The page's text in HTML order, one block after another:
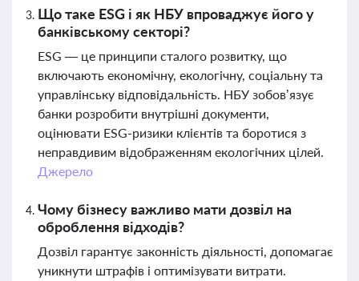
Що таке ESG і як НБУ впроваджує його у
банківському секторі?
ESG — це принципи сталого розвитку, що
включають економічну, екологічну, соціальну та
управлінську відповідальність. НБУ зобов’язує
банки розробити внутрішні документи,
оцінювати ESG-ризики клієнтів та боротися з
неправдивим відображенням екологічних цілей.
Джерело
Чому бізнесу важливо мати дозвіл на
оброблення відходів?
Дозвіл гарантує законність діяльності, допомагає
уникнути штрафів і оптимізувати витрати.